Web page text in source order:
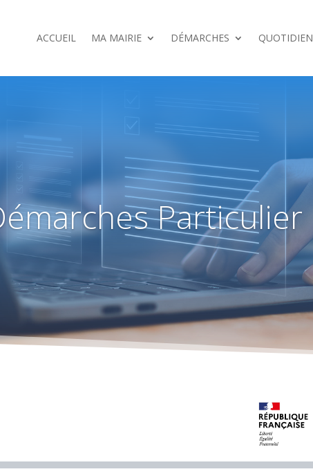
ACCUEIL MA MAIRIE DÉMARCHES QUOTIDIEN
Particulier